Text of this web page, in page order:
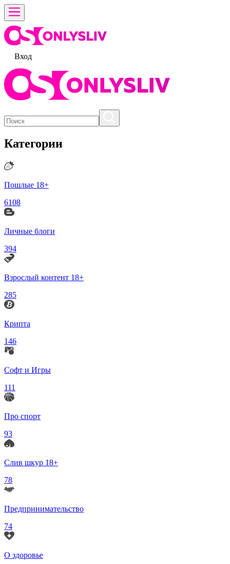
Вход
Категории
Пошлые 18+
6108
Личные блоги
394
Взрослый контент 18+
285
Крипта
146
Софт и Игры
111
Про спорт
93
Слив шкур 18+
78
Предпринимательство
74
О здоровье